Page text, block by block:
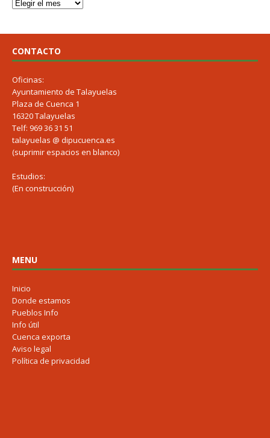
CONTACTO
Oficinas:
Ayuntamiento de Talayuelas
Plaza de Cuenca 1
16320 Talayuelas
Telf: 969 36 31 51
talayuelas @ dipucuenca.es
(suprimir espacios en blanco)
Estudios:
(En construcción)
MENU
Inicio
Donde estamos
Pueblos Info
Info útil
Cuenca exporta
Aviso legal
Política de privacidad